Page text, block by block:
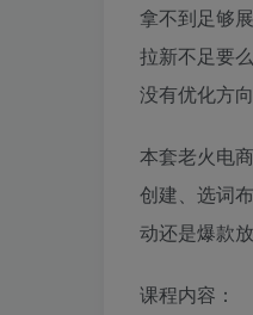
拿不到足够
拉新不足要
没有优化方
本套老火电
创建、选词
动还是爆款
课程内容：